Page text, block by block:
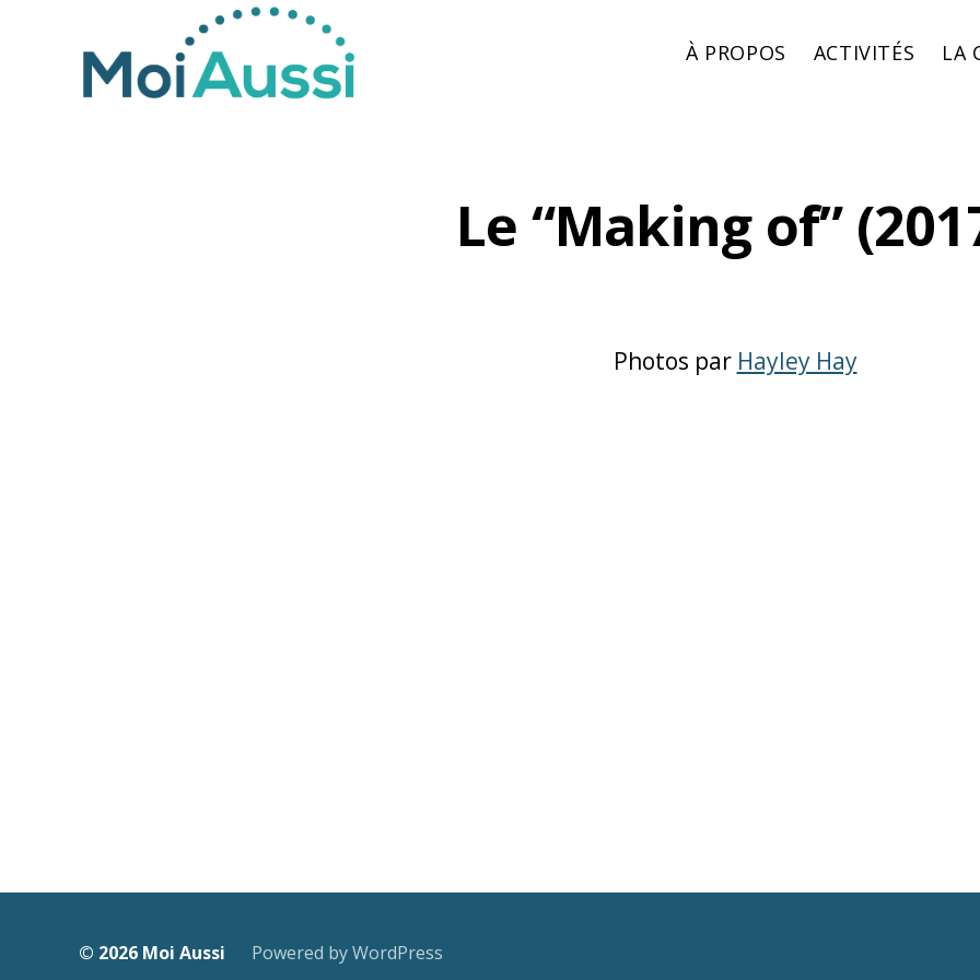
À PROPOS ACTIVITÉS LA
Le “Making of”
Photos par Hayley Hay
© 2026 Moi Aussi Powered by WordPress